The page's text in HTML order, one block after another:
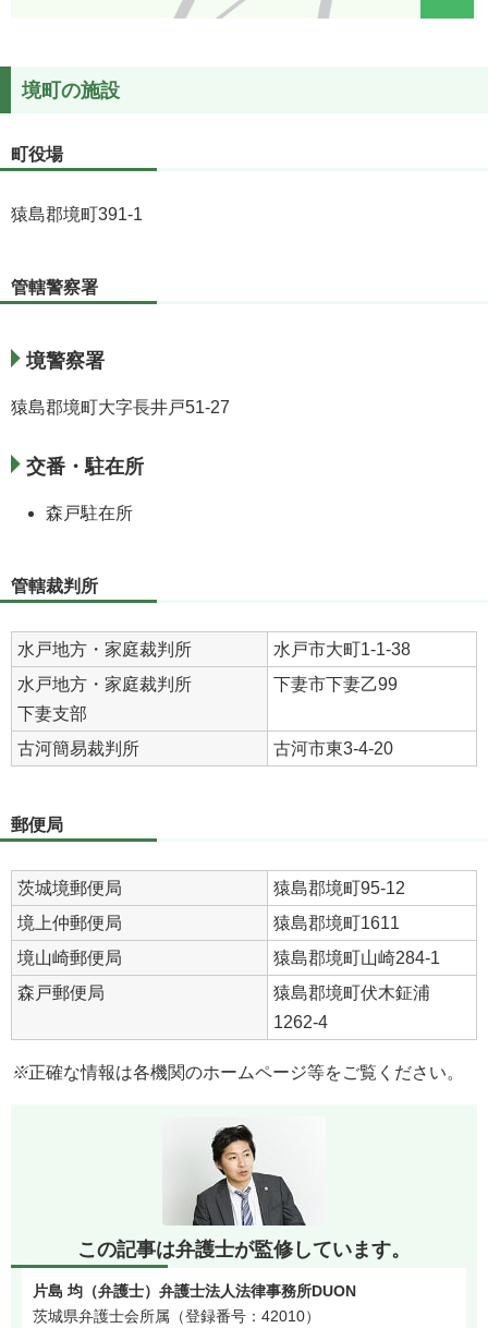
境町の施設
町役場
猿島郡境町391-1
管轄警察署
境警察署
猿島郡境町大字長井戸51-27
交番・駐在所
森戸駐在所
管轄裁判所
水戸地方・家庭裁判所
水戸市大町1-1-38
水戸地方・家庭裁判所
下妻支部
下妻市下妻乙99
古河簡易裁判所 古河市東3-4-20
郵便局
茨城境郵便局
猿島郡境町95-12
境上仲郵便局
猿島郡境町1611
境山崎郵便局
猿島郡境町山崎284-1
森戸郵便局
猿島郡境町伏木鉦浦
1262-4
※正確な情報は各機関のホームページ等をご覧ください。
この記事は弁護士が監修しています。
片島 均（弁護士）弁護士法人法律事務所DUON
茨城県弁護士会所属（登録番号：42010）